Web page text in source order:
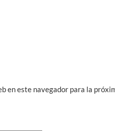
en este navegador para la